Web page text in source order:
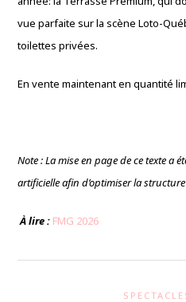
vue parfaite sur la scène Loto-
toilettes privées.
En vente maintenant en quantité
Note : La mise en page de ce texte a
artificielle afin d’optimiser la
À lire : FMG 2026